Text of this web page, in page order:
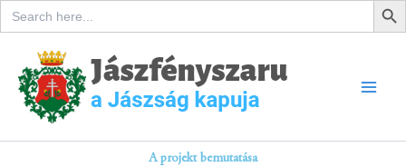
Search
for:
Skip
to
content
A projekt bemutatása